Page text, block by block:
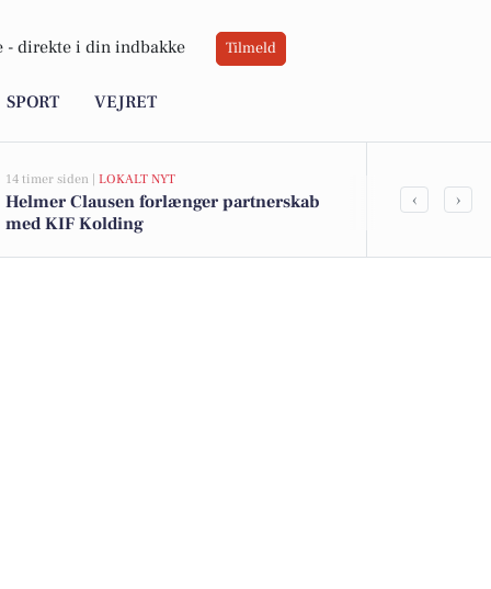
- direkte i din indbakke Tilmeld
SPORT VEJRET
14 timer siden | LOKALT NYT
Helmer Clausen forlænger partnerskab
med KIF Kolding
Frakørsel
‹ ›